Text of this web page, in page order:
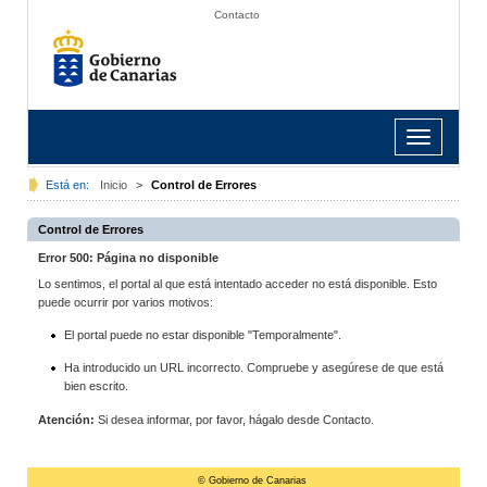
Contacto
Toggle
navigation
Está en: Inicio > Control de Errores
Control de Errores
Error 500: Página no disponible
Lo sentimos, el portal al que está intentado acceder no está disponible. Esto
puede ocurrir por varios motivos:
El portal puede no estar disponible "Temporalmente".
Ha introducido un URL incorrecto. Compruebe y asegúrese de que está
bien escrito.
Atención: Si desea informar, por favor, hágalo desde Contacto.
© Gobierno de Canarias